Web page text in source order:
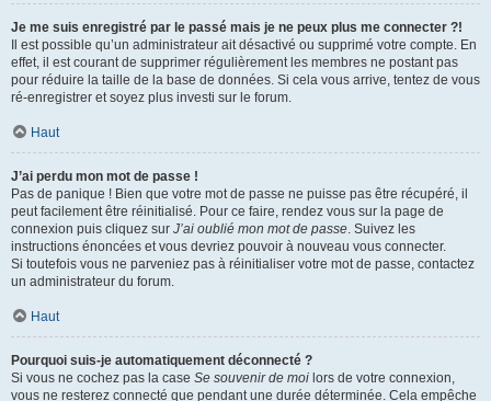
Je me suis enregistré par le passé mais je ne peux plus me connecter ?!
Il est possible qu’un administrateur ait désactivé ou supprimé votre compte. En
effet, il est courant de supprimer régulièrement les membres ne postant pas
pour réduire la taille de la base de données. Si cela vous arrive, tentez de vous
ré-enregistrer et soyez plus investi sur le forum.
Haut
J’ai perdu mon mot de passe !
Pas de panique ! Bien que votre mot de passe ne puisse pas être récupéré, il
peut facilement être réinitialisé. Pour ce faire, rendez vous sur la page de
connexion puis cliquez sur J’ai oublié mon mot de passe. Suivez les
instructions énoncées et vous devriez pouvoir à nouveau vous connecter.
Si toutefois vous ne parveniez pas à réinitialiser votre mot de passe, contactez
un administrateur du forum.
Haut
Pourquoi suis-je automatiquement déconnecté ?
Si vous ne cochez pas la case Se souvenir de moi lors de votre connexion,
vous ne resterez connecté que pendant une durée déterminée. Cela empêche